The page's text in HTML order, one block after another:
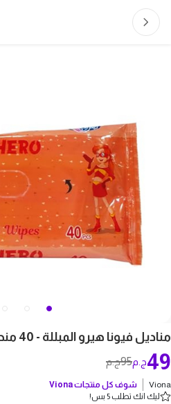
مناديل فيونا هيرو المبللة - 40 منديل
95ج.م 49ج.م
Viona شوف كل منتجاتViona
ليك انك تطلب 5 بس!